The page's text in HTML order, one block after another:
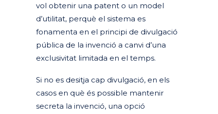
vol obtenir una patent o un model
d’utilitat, perquè el sistema es
fonamenta en el principi de divulgació
pública de la invenció a canvi d’una
exclusivitat limitada en el temps.
Si no es desitja cap divulgació, en els
casos en què és possible mantenir
secreta la invenció, una opció